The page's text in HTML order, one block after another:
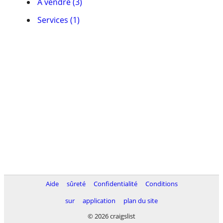
Services (1)
Aide sûreté Confidentialité
Conditions
sur
application
plan du site
© 2026 craigslist